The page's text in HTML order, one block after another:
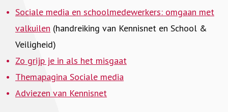
Sociale media en schoolmedewerkers: omgaan met
valkuilen (handreiking van Kennisnet en School &
Veiligheid)
Zo grijp je in als het misgaat
Themapagina Sociale media
Adviezen van Kennisnet